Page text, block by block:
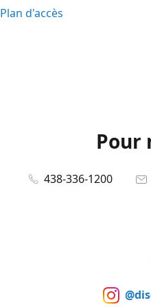
Plan d'accès
Pour
438-336-1200